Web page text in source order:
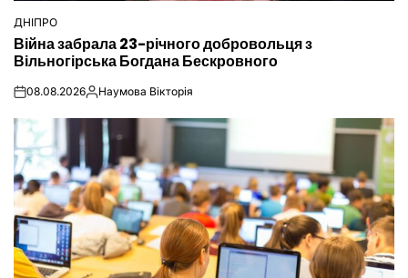
ОПУБЛІКУВАТИ
У
ДНІПРО
Війна забрала 23-річного добровольця з
Вільногірська Богдана Бескровного
on08.08.2026Опубліковано
Наумова Вікторія